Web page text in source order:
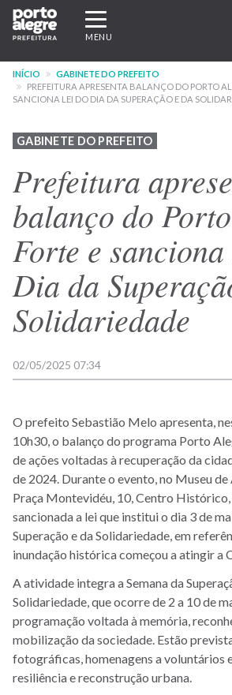
Pular
para
conteúdo
principal
Expandir/recolher
navegação
MENU
INÍCIO
GABINETE DO PREFEITO
PREFEITURA APRESENTA BALANÇO DO PORTO
SANCIONA LEI DO DIA DA SUPERAÇÃO E DA
GABINETE DO PREFEITO
Prefeitura
balanço do
Forte e
Dia da
Solidariedade
02/05/2025 07:34
O prefeito Sebastião Melo apresenta,
10h30, o balanço do programa Porto
de ações voltadas à recuperação da
de 2024. Durante o evento, no Museu de
Praça Montevidéu, 10, Centro
sancionada a lei que institui o dia 3 de
Superação e da Solidariedade, em
inundação histórica começou a atingir a
A atividade integra a Semana da
Solidariedade, que ocorre de 2 a 10 de
programação voltada à memória,
mobilização da sociedade. Estão
fotográficas, homenagens a voluntários
resiliência e reconstrução urbana.